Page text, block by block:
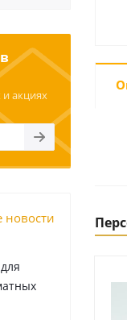
и акциях
новости